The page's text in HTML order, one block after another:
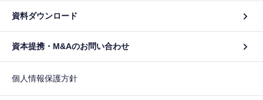
資料ダウンロード
資本提携・M&Aのお問い合わせ
個人情報保護方針